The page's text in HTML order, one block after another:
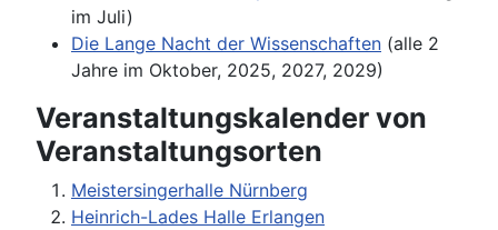
im Juli)
Die Lange Nacht der Wissenschaften (alle 2
Jahre im Oktober, 2025, 2027, 2029)
Veranstaltungskalender von
Veranstaltungsorten
Meistersingerhalle Nürnberg
Heinrich-Lades Halle Erlangen